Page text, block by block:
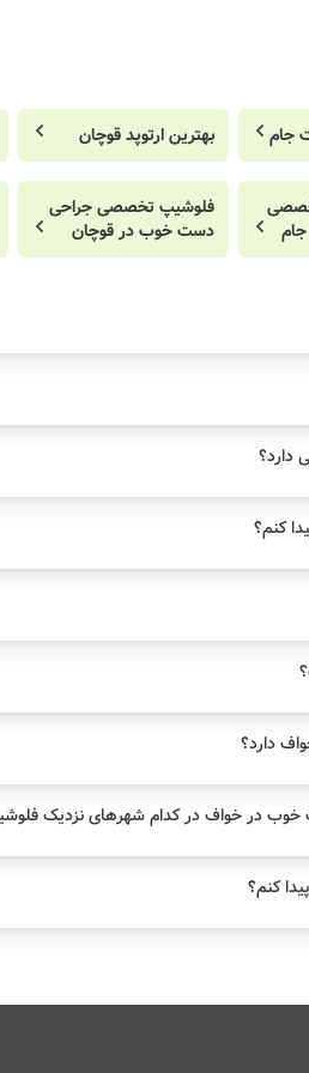
جام بهترین ارتوپد قوچان
فلوشیپ تخصصی جراحی
دست خوب در قوچان
دارد؟
کنم؟
دارد؟
در خواف در کدام شهرهای نزدیک
کنم؟